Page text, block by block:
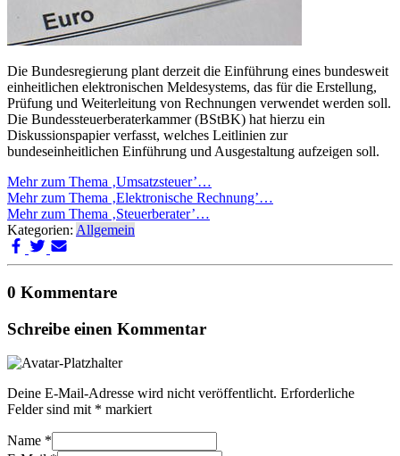
Die Bundesregierung plant derzeit die Einführung eines bundesweit
einheitlichen elektronischen Meldesystems, das für die Erstellung,
Prüfung und Weiterleitung von Rechnungen verwendet werden soll.
Die Bundessteuerberaterkammer (BStBK) hat hierzu ein
Diskussionspapier verfasst, welches Leitlinien zur
bundeseinheitlichen Einführung und Ausgestaltung aufzeigen soll.
Mehr zum Thema ‚Umsatzsteuer’…
Mehr zum Thema ‚Elektronische Rechnung’…
Mehr zum Thema ‚Steuerberater’…
Kategorien: Allgemein
0 Kommentare
Schreibe einen Kommentar
Deine E-Mail-Adresse wird nicht veröffentlicht. Erforderliche
Felder sind mit * markiert
Name *